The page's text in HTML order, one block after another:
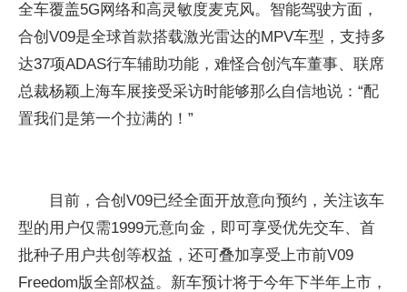
全车覆盖5G网络和高灵敏度麦克风。智能驾驶方面，
合创V09是全球首款搭载激光雷达的MPV车型，支持多
达37项ADAS行车辅助功能，难怪合创汽车董事、联席
总裁杨颖上海车展接受采访时能够那么自信地说：“配
置我们是第一个拉满的！”
目前，合创V09已经全面开放意向预约，关注该车
型的用户仅需1999元意向金，即可享受优先交车、首
批种子用户共创等权益，还可叠加享受上市前V09
Freedom版全部权益。新车预计将于今年下半年上市，